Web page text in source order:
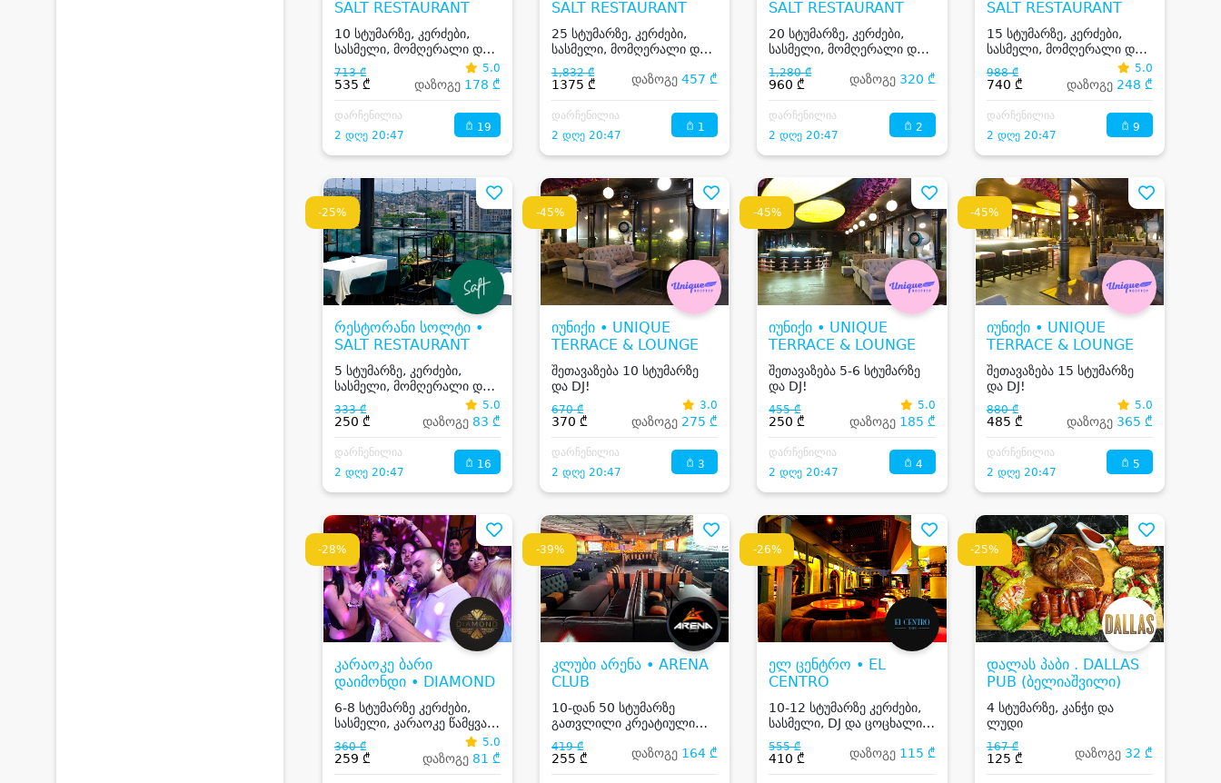
SALT RESTAURANT
10 სტუმარზე, კერძები,
სასმელი, მომღერალი და
713 ₾
535 ₾
5.0
დაზოგე 178 ₾
დარჩენილია
2 დღე 20:47
19
SALT RESTAURANT
25 სტუმარზე, კერძები,
სასმელი, მომღერალი და
1,832 ₾
1375 ₾ დაზოგე457 ₾
დარჩენილია
2 დღე 20:47
1
SALT RESTAURANT
20 სტუმარზე, კერძები,
სასმელი, მომღერალი და
1,280 ₾
960 ₾ დაზოგე 320 ₾
დარჩენილია
2 დღე 20:47
2
SALT RESTAURANT
15 სტუმარზე, კერძები,
სასმელი, მომღერალი და
988 ₾
740 ₾
5.0
დაზოგე 248 ₾
დარჩენილია
2 დღე 20:47
9
-25%
რესტორანი სოლტი •
SALT RESTAURANT
5 სტუმარზე, კერძები,
სასმელი, მომღერალი და
333 ₾
250 ₾
5.0
დაზოგე 83 ₾
დარჩენილია
2 დღე 20:47
16
-45%
იუნიქი • UNIQUE
TERRACE & LOUNGE
შეთავაზება 10 სტუმარზე
და DJ!
670 ₾
370 ₾
3.0
დაზოგე 275 ₾
დარჩენილია
2 დღე 20:47
3
-45%
იუნიქი • UNIQUE
TERRACE & LOUNGE
შეთავაზება 5-6 სტუმარზე
და DJ!
455 ₾
250 ₾
5.0
დაზოგე 185 ₾
დარჩენილია
2 დღე 20:47
4
-45%
იუნიქი • UNIQUE
TERRACE & LOUNGE
შეთავაზება 15 სტუმარზე
და DJ!
880 ₾
485 ₾
5.0
დაზოგე 365 ₾
დარჩენილია
2 დღე 20:47
5
-28%
კარაოკე ბარი
დაიმონდი • DIAMOND
6-8 სტუმარზე კერძები,
სასმელი, კარაოკე წამყვანი
და Dj
360 ₾
259 ₾
5.0
დაზოგე 81 ₾
-39%
კლუბი არენა • ARENA
CLUB
10-დან 50 სტუმარზე
გათვლილი კრეატიული
კლუბური მენიუები,
სასმელი, DJ,
419 ₾
255 ₾ დაზოგე 164 ₾
-26%
ელ ცენტრო • EL
CENTRO
10-12 სტუმარზე კერძები,
სასმელი, DJ და ცოცხალი
მუსიკა
555 ₾
410 ₾ დაზოგე 115 ₾
-25%
დალას პაბი . DALLAS
PUB (ბელიაშვილი)
4 სტუმარზე, კანჭი და
ლუდი
167 ₾
125 ₾ დაზოგე 32 ₾